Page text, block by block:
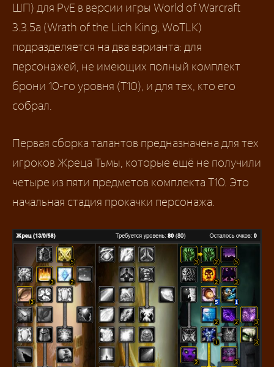
ШП) для PvE в версии игры World of Warcraft
3.3.5а (Wrath of the Lich King, WoTLK)
подразделяется на два варианта: для
персонажей, не имеющих полный комплект
брони 10-го уровня (Т10), и для тех, кто его
собрал.
Первая сборка талантов предназначена для тех
игроков Жреца Тьмы, которые ещё не получили
четыре из пяти предметов комплекта Т10. Это
начальная стадия прокачки персонажа.